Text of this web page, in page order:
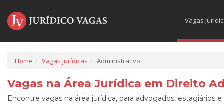
Vagas
Home Vagas Jurídicas Administrativo
Vagas na Área Jurídica em Direito
Encontre vagas na área jurídica, para advogados, estagiários